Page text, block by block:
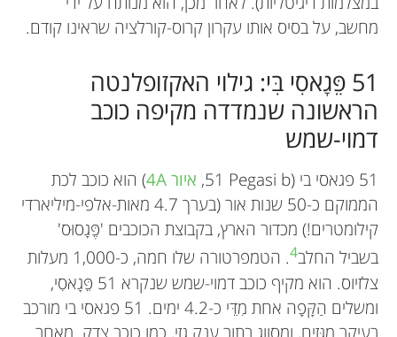
ז'נבה. נשוי לפרנסואז ולהם שלושה ילדים, אן, קלייר
*
michel.mayor@unige.ch
מחשב, על בסיס אותו עקרון קרוס-קורלציה שראינו קודם.
51 פֵּגָאסִי בִּי: גילוי האקזופלנטה
הראשונה שנמדדה מקיפה כוכב
דמוי-שמש
51 פגאסי בי ( 51 Pegasi b
, איור 4A
) הוא כוכב לכת
הממוקם כ-50 שנות אור (בערך 4.7 מאות-אלפי-מיליארדי
קילומטרים!) מכדור הארץ, בקבוצת הכוכבים 'פֶּגָסוּס'
בשביל החלב4
. הטמפרטורה שלו חמה, כ-1,000 מעלות
צלזיוס. הוא מקיף כוכב דמוי-שמש שנקרא 51 פֵּגָאסִי,
ומשלים הַקָּפָה אחת מִדֵּי כ-4.2 ימים. 51 פגאסי בי מורכב
בעיקר מִגָּזִים, ומסווג בתור ענק גזי, כמו כוכב צדק. מאחר